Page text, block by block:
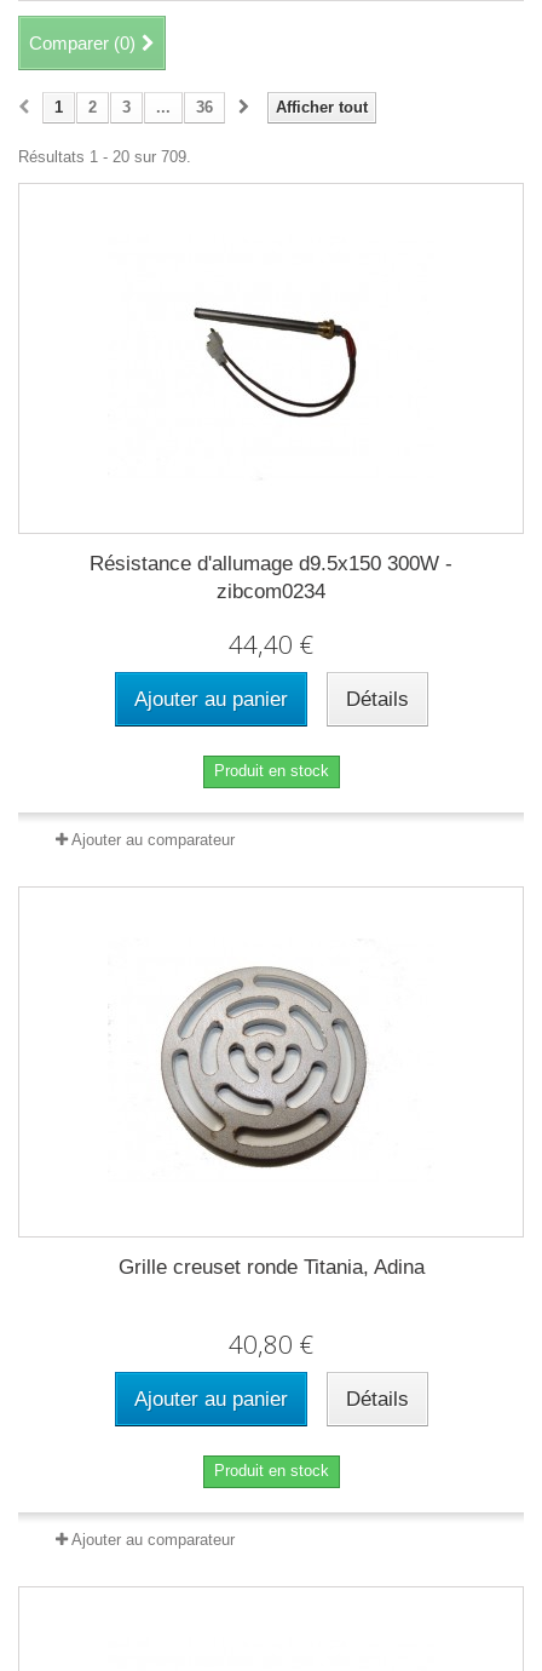
Comparer (0)
Afficher tout
1 2 3 ... 36
Résultats 1 - 20 sur 709.
Résistance d'allumage d9.5x150 300W -
zibcom0234
44,40 €
Ajouter au panier Détails
Produit en stock
Ajouter au comparateur
Grille creuset ronde Titania, Adina
40,80 €
Ajouter au panier Détails
Produit en stock
Ajouter au comparateur